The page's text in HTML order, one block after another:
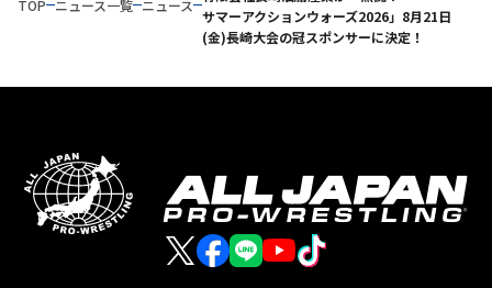
TOP ニュース一覧 ニュース
サマーアクションウォーズ2026」8月21日
(金)長崎大会の冠スポンサーに決定！